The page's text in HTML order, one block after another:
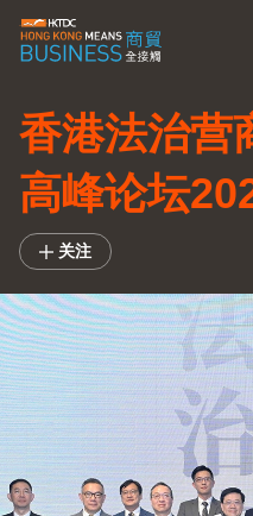
香港法治营
高峰论坛
关注